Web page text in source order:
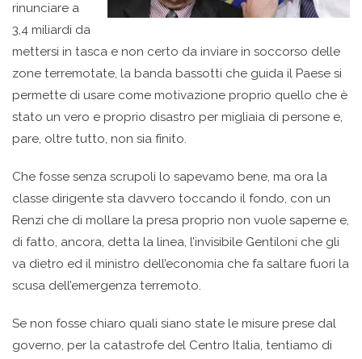
rinunciare a
3,4 miliardi da
mettersi in tasca e non certo da inviare in soccorso delle
zone terremotate, la banda bassotti che guida il Paese si
permette di usare come motivazione proprio quello che è
stato un vero e proprio disastro per migliaia di persone e,
pare, oltre tutto, non sia finito.
Che fosse senza scrupoli lo sapevamo bene, ma ora la
classe dirigente sta davvero toccando il fondo, con un
Renzi che di mollare la presa proprio non vuole saperne e,
di fatto, ancora, detta la linea, l’invisibile Gentiloni che gli
va dietro ed il ministro dell’economia che fa saltare fuori la
scusa dell’emergenza terremoto.
Se non fosse chiaro quali siano state le misure prese dal
governo, per la catastrofe del Centro Italia, tentiamo di